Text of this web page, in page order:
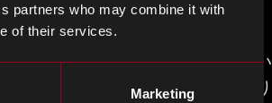
partners who may combine it with
of their services.
Marketing
ョンとしてますます見なされてい
ステムに干渉したり、妥協したり